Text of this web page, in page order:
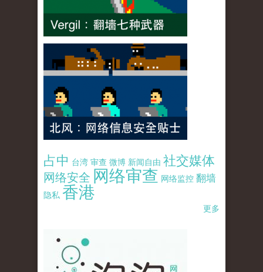
占中 台湾 审查 微博 新闻自由 社交媒体
网络安全 网络审查 网络监控 翻墙
隐私 香港
更多
pao-pao-banner-mirror-site-120814.jpg